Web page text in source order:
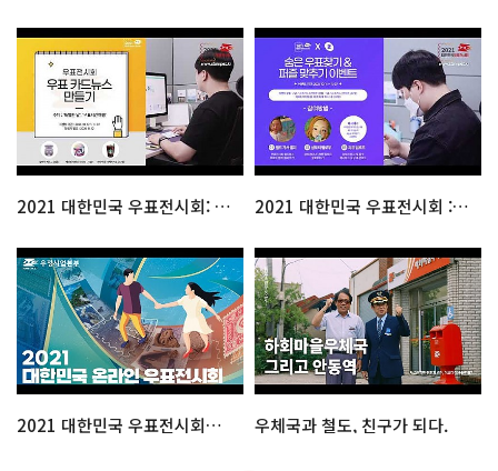
2021 대한민국 우표전시회: 우표카드뉴스만들기 2021 대한민국 우표전시회 : 숨은 우표찾기 & 퍼즐맞추기
2021 대한민국 우표전시회를 소개합니다. 우체국과 철도, 친구가 되다.